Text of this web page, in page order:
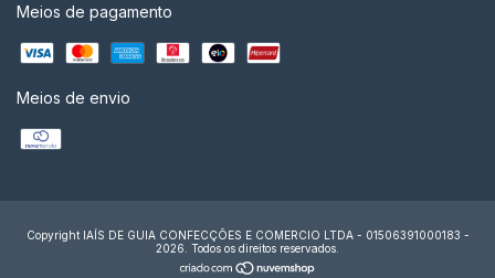
Meios de pagamento
Meios de envio
Copyright lAÍS DE GUIA CONFECÇÕES E COMERCIO LTDA - 01506391000183 -
2026. Todos os direitos reservados.